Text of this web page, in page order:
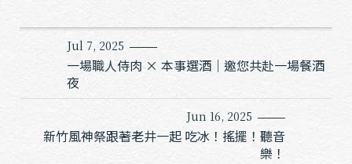
Jul 7, 2025
一場職人侍肉 × 本事選酒｜邀您共赴一場餐酒
夜
Jun 16, 2025
新竹風神祭跟著老井一起 吃冰！搖擺！聽音
樂！